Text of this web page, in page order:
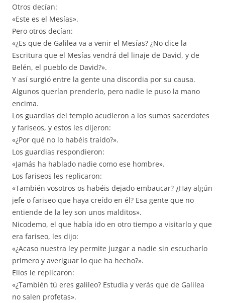
Otros decían:
«Este es el Mesías».
Pero otros decían:
«¿Es que de Galilea va a venir el Mesías? ¿No dice la
Escritura que el Mesías vendrá del linaje de David, y de
Belén, el pueblo de David?».
Y así surgió entre la gente una discordia por su causa.
Algunos querían prenderlo, pero nadie le puso la mano
encima.
Los guardias del templo acudieron a los sumos sacerdotes
y fariseos, y estos les dijeron:
«¿Por qué no lo habéis traído?».
Los guardias respondieron:
«Jamás ha hablado nadie como ese hombre».
Los fariseos les replicaron:
«También vosotros os habéis dejado embaucar? ¿Hay algún
jefe o fariseo que haya creído en él? Esa gente que no
entiende de la ley son unos malditos».
Nicodemo, el que había ido en otro tiempo a visitarlo y que
era fariseo, les dijo:
«¿Acaso nuestra ley permite juzgar a nadie sin escucharlo
primero y averiguar lo que ha hecho?».
Ellos le replicaron:
«¿También tú eres galileo? Estudia y verás que de Galilea
no salen profetas».